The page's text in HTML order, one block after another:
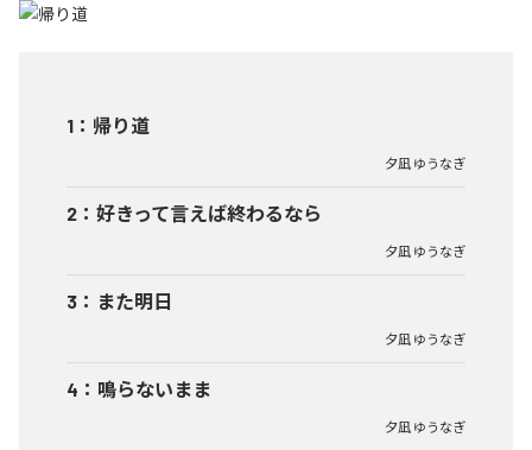
1 ： 帰り道
夕凪 ゆうなぎ
2 ： 好きって言えば終わるなら
夕凪 ゆうなぎ
3 ： また明日
夕凪 ゆうなぎ
4 ： 鳴らないまま
夕凪 ゆうなぎ